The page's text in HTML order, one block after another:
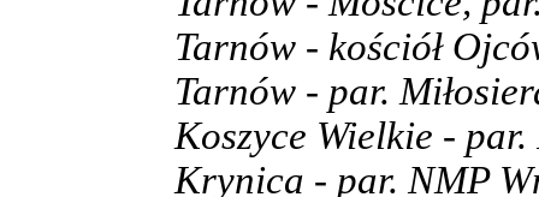
Tarnów - kościół
Tarnów - par.
Koszyce Wielkie -
Krynica - par. NMP